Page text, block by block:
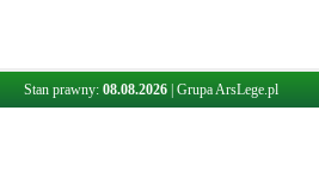
Stan prawny: 08.08.2026 Grupa ArsLege.pl